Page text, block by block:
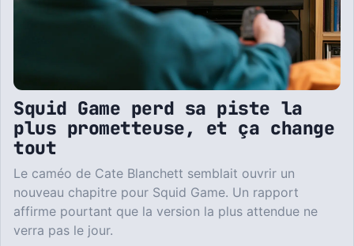
Squid Game perd sa piste la
plus prometteuse, et ça change
tout
Le caméo de Cate Blanchett semblait ouvrir un
nouveau chapitre pour Squid Game. Un rapport
affirme pourtant que la version la plus attendue ne
verra pas le jour.